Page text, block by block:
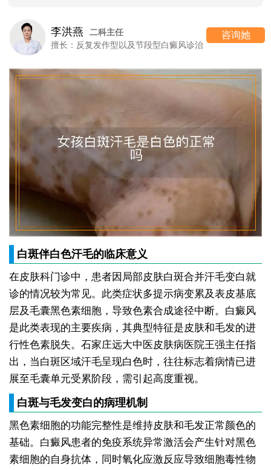
李洪燕
二科主任
擅长：反复发作型以及节段型白癜风诊治
咨询她
白斑伴白色汗毛的临床意义
在皮肤科门诊中，患者因局部皮肤白斑合并汗毛变白就
诊的情况较为常见。此类症状多提示病变累及表皮基底
层及毛囊黑色素细胞，导致色素合成途径中断。白癜风
是此类表现的主要疾病，其典型特征是皮肤和毛发的进
行性色素脱失。石家庄远大中医皮肤病医院王强主任指
出，当白斑区域汗毛呈现白色时，往往标志着病情已进
展至毛囊单元受累阶段，需引起高度重视。
白斑与毛发变白的病理机制
黑色素细胞的功能完整性是维持皮肤和毛发正常颜色的
基础。白癜风患者的免疫系统异常激活会产生针对黑色
素细胞的自身抗体，同时氧化应激反应导致细胞毒性物